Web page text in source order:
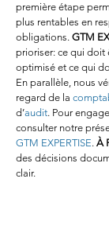
première étape
plus rentables en
obligations. GTM
prioriser: ce qui doit
optimisé et ce qui
En parallèle, nous
regard de la
d’audit. Pour
consulter notre
GTM EXPERTISE. À
des décisions
clair.